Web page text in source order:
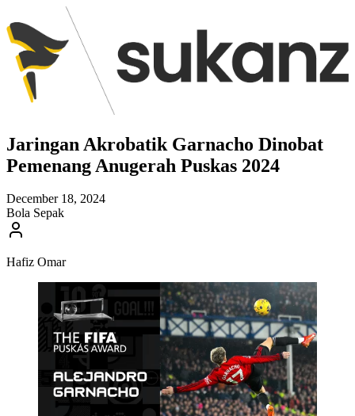
Jaringan Akrobatik Garnacho Dinobat
Pemenang Anugerah Puskas 2024
December 18, 2024
Bola Sepak
Hafiz Omar